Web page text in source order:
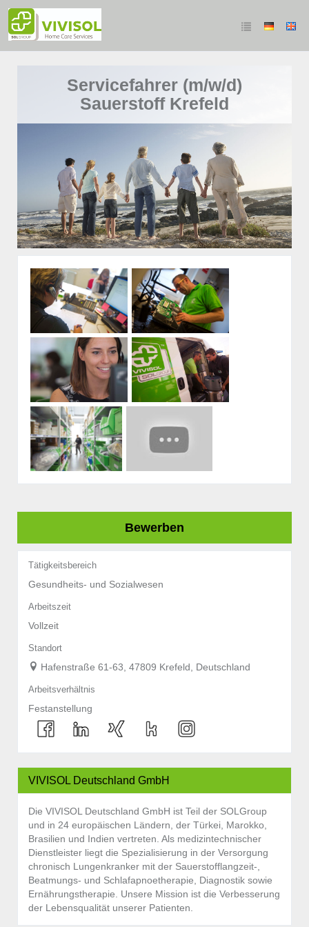
Servicefahrer (m/w/d)
Sauerstoff Krefeld
Bewerben
Tätigkeitsbereich
Gesundheits- und Sozialwesen
Arbeitszeit
Vollzeit
Standort
Hafenstraße 61-63, 47809 Krefeld, Deutschland
Arbeitsverhältnis
Festanstellung
VIVISOL Deutschland GmbH
Die VIVISOL Deutschland GmbH ist Teil der SOLGroup
und in 24 europäischen Ländern, der Türkei, Marokko,
Brasilien und Indien vertreten. Als medizintechnischer
Dienstleister liegt die Spezialisierung in der Versorgung
chronisch Lungenkranker mit der Sauerstofflangzeit-,
Beatmungs- und Schlafapnoetherapie, Diagnostik sowie
Ernährungstherapie. Unsere Mission ist die Verbesserung
der Lebensqualität unserer Patienten.